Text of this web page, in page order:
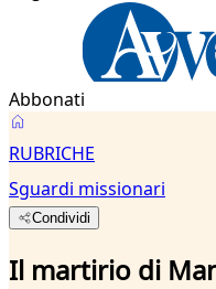
Abbonati
RUBRICHE
Sguardi missionari
Condividi
Il martirio di